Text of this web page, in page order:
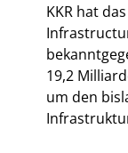
KKR hat
19,2
um den